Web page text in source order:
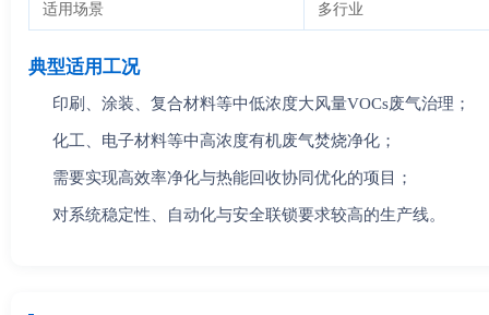
适用场景 多行业
典型适用工况
印刷、涂装、复合材料等中低浓度大风量VOCs废气治理；
化工、电子材料等中高浓度有机废气焚烧净化；
需要实现高效率净化与热能回收协同优化的项目；
对系统稳定性、自动化与安全联锁要求较高的生产线。